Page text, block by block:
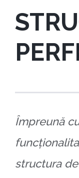
Împreună
structura